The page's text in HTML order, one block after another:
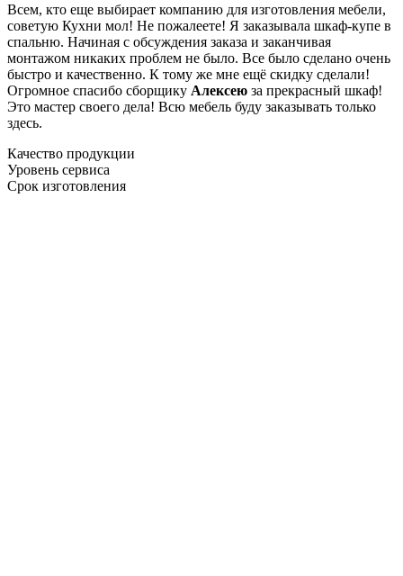
Всем, кто еще выбирает компанию для изготовления мебели,
советую Кухни мол! Не пожалеете! Я заказывала шкаф-купе в
спальню. Начиная с обсуждения заказа и заканчивая
монтажом никаких проблем не было. Все было сделано очень
быстро и качественно. К тому же мне ещё скидку сделали!
Огромное спасибо сборщику Алексею за прекрасный шкаф!
Это мастер своего дела! Всю мебель буду заказывать только
здесь.
Качество продукции
Уровень сервиса
Срок изготовления